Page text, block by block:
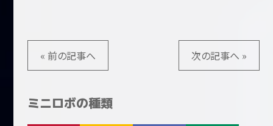
« 前の記事へ 次の記事へ »
ミニロボの種類